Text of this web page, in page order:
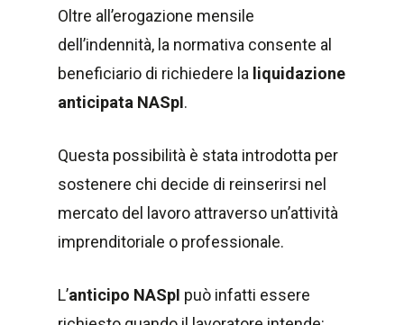
Oltre all’erogazione mensile
dell’indennità, la normativa consente al
beneficiario di richiedere la liquidazione
anticipata NASpI.
Questa possibilità è stata introdotta per
sostenere chi decide di reinserirsi nel
mercato del lavoro attraverso un’attività
imprenditoriale o professionale.
L’anticipo NASpI può infatti essere